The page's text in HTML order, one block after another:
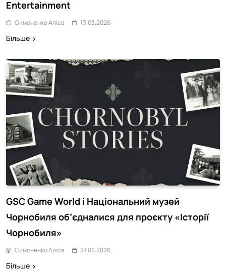
Entertainment
Симоненко Аліса 13.03.2026
Більше
GSC Game World і Національний музей
Чорнобиля об’єдналися для проєкту «Історії
Чорнобиля»
Симоненко Аліса 27.02.2026
Більше